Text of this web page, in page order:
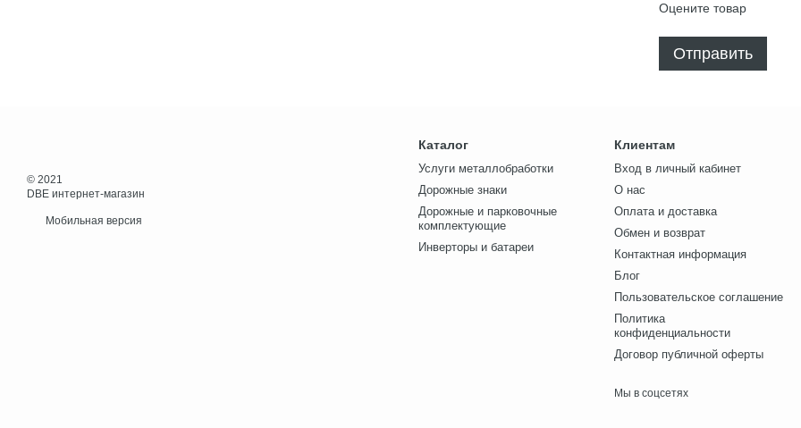
Оцените товар
Отправить
© 2021
DBE интернет-магазин
Мобильная версия
Каталог
Услуги металлобработки
Дорожные знаки
Дорожные и парковочные
комплектующие
Инверторы и батареи
Клиентам
Вход в личный кабинет
О нас
Оплата и доставка
Обмен и возврат
Контактная информация
Блог
Пользовательское соглашение
Политика
конфиденциальности
Договор публичной оферты
Мы в соцсетях